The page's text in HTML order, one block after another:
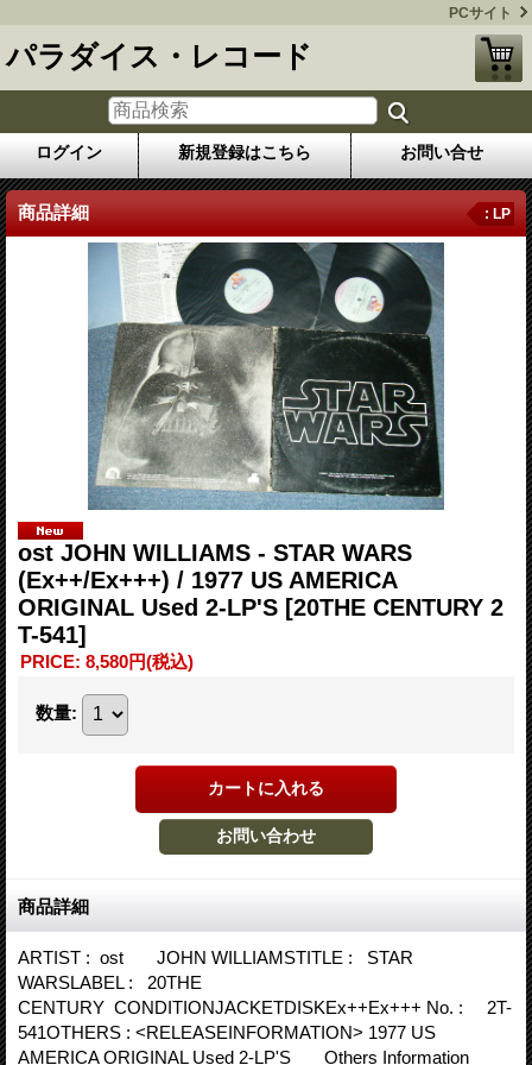
PCサイト
パラダイス・レコード
ログイン 新規登録はこちら お問い合せ
商品詳細 : LP
ost JOHN WILLIAMS - STAR WARS
(Ex++/Ex+++) / 1977 US AMERICA
ORIGINAL Used 2-LP'S [20THE CENTURY 2
T-541]
PRICE: 8,580円(税込)
数量:
商品詳細
ARTIST : ost JOHN WILLIAMSTITLE : STAR
WARSLABEL : 20THE
CENTURY CONDITIONJACKETDISKEx++Ex+++ No. : 2T-
541OTHERS : <RELEASEINFORMATION> 1977 US
AMERICA ORIGINAL Used 2-LP'S Others Information